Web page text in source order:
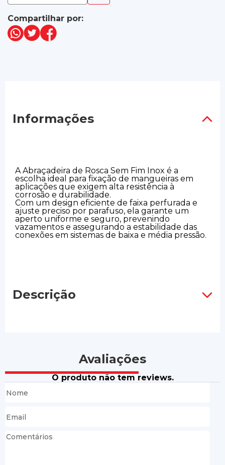
Compartilhar por:
Informações
A Abraçadeira de Rosca Sem Fim Inox é a
escolha ideal para fixação de mangueiras em
aplicações que exigem alta resistência à
corrosão e durabilidade.
Com um design eficiente de faixa perfurada e
ajuste preciso por parafuso, ela garante um
aperto uniforme e seguro, prevenindo
vazamentos e assegurando a estabilidade das
conexões em sistemas de baixa e média pressão.
Descrição
Avaliações
O produto não tem reviews.